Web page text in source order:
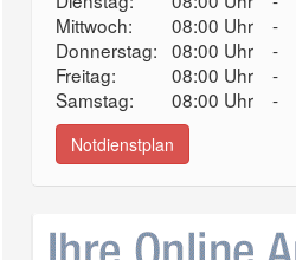
Mittwoch:
08:00 Uhr -
Donnerstag: 08:00 Uhr -
Freitag:
08:00 Uhr -
Samstag:
08:00 Uhr -
Notdienstplan